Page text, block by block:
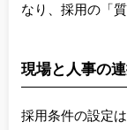
なり、採用の「
現場と人事の
採用条件の設定